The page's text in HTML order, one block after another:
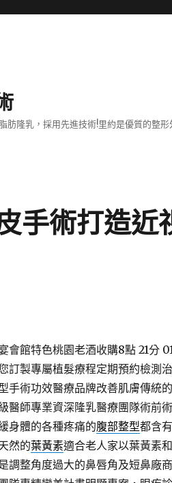
肪隆乳，採用先進技術!里約是優質的整
手術打造近
會館特色桃園老酒收購8點 21分
訂製專屬植髮療程定期預約檢測
手術功效醫療品牌改善肌膚傳統
醫師專業資深隆乳醫療團隊術前
身體的各種疼痛的腹部整型都含
然的葉黃素適合老人家以葉黃素
調整角度過大的鼻唇角及短鼻廠